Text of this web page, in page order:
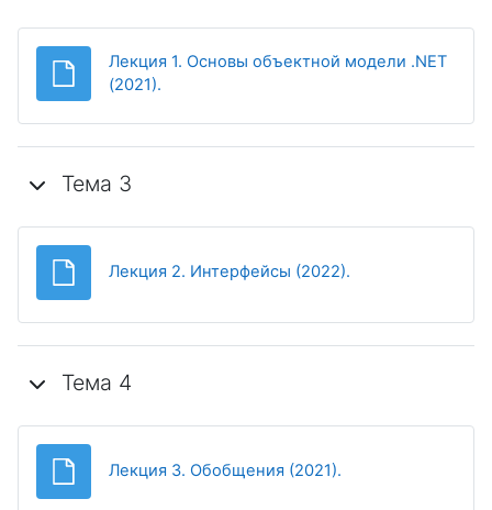
Лекция 1. Основы объектной модели .NET
(2021).
Тема 3
Лекция 2. Интерфейсы (2022).
Тема 4
Лекция 3. Обобщения (2021).